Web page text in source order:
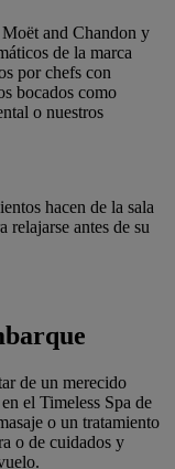
and Chandon y
de la marca
por chefs con
bocados como
o nuestros
hacen de la sala
antes de su
de un merecido
el Timeless Spa de
o un tratamiento
o de cuidados y